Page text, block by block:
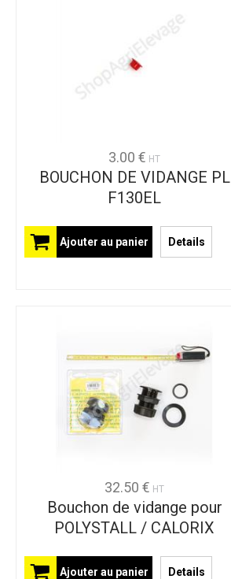
3.00 € HT
BOUCHON DE VIDANGE PL
F130EL
Ajouter au panier Details
32.50 € HT
Bouchon de vidange pour
POLYSTALL / CALORIX
Ajouter au panier Details